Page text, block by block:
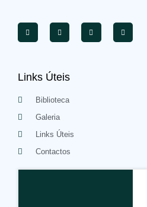
Links Úteis
Biblioteca
Galeria
Links Úteis
Contactos